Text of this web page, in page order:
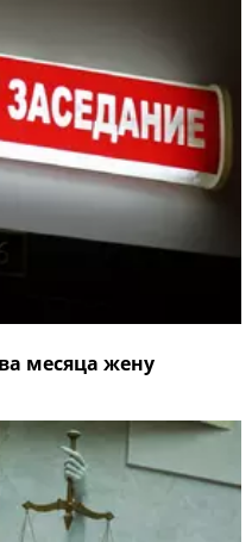
месяца жену